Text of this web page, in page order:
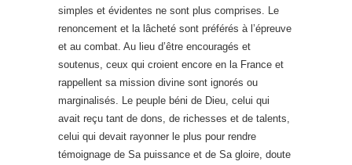
simples et évidentes ne sont plus comprises. Le
renoncement et la lâcheté sont préférés à l’épreuve
et au combat. Au lieu d’être encouragés et
soutenus, ceux qui croient encore en la France et
rappellent sa mission divine sont ignorés ou
marginalisés. Le peuple béni de Dieu, celui qui
avait reçu tant de dons, de richesses et de talents,
celui qui devait rayonner le plus pour rendre
témoignage de Sa puissance et de Sa gloire, doute